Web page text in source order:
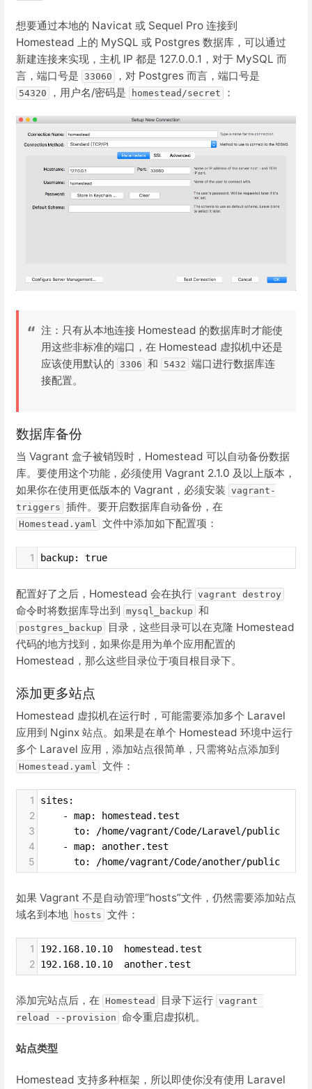
想要通过本地的 Navicat 或 Sequel Pro 连接到
Homestead 上的 MySQL 或 Postgres 数据库，可以通过
新建连接来实现，主机 IP 都是 127.0.0.1，对于 MySQL 而
言，端口号是
33060 ，对 Postgres 而言，端口号是
54320 ，用户名/密码是 homestead/secret ：
注：只有从本地连接 Homestead 的数据库时才能使
用这些非标准的端口，在 Homestead 虚拟机中还是
应该使用默认的
3306 和 5432 端口进行数据库连
接配置。
数据库备份
当 Vagrant 盒子被销毁时，Homestead 可以自动备份数据
库。要使用这个功能，必须使用 Vagrant 2.1.0 及以上版本，
如果你在使用更低版本的 Vagrant，必须安装 vagrant-
triggers 插件。要开启数据库自动备份，在
Homestead.yaml 文件中添加如下配置项：
1 backup: true
配置好了之后，Homestead 会在执行 vagrant destroy
命令时将数据库导出到 mysql_backup 和
postgres_backup
目录，这些目录可以在克隆 Homestead
代码的地方找到，如果你是用为单个应用配置的
Homestead，那么这些目录位于项目根目录下。
添加更多站点
Homestead 虚拟机在运行时，可能需要添加多个 Laravel
应用到 Nginx 站点。如果是在单个 Homestead 环境中运行
多个 Laravel 应用，添加站点很简单，只需将站点添加到
Homestead.yaml 文件：
1 sites:
2
    - map: homestead.test
3
      to: /home/vagrant/Code/Laravel/public
4
    - map: another.test
5
      to: /home/vagrant/Code/another/public
如果 Vagrant 不是自动管理“hosts”文件，仍然需要添加站点
域名到本地
hosts 文件：
1 192.168.10.10  homestead.test
2 192.168.10.10  another.test
添加完站点后，在 Homestead 目录下运行 vagrant
reload --provision 命令重启虚拟机。
站点类型
Homestead 支持多种框架，所以即使你没有使用 Laravel